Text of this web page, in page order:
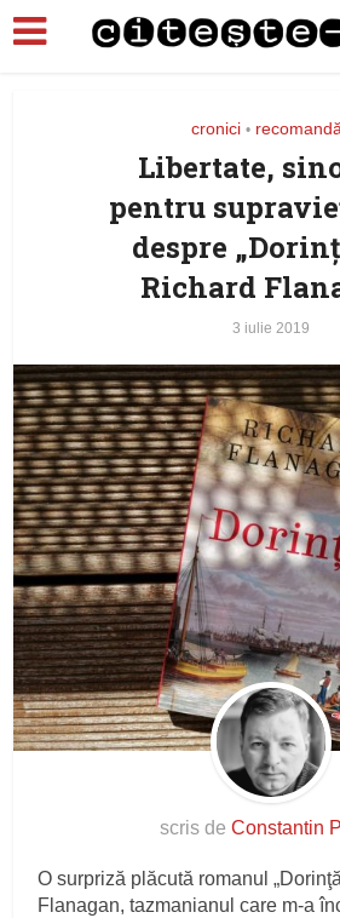
cronici •
Libertate,
pentru
despre
Richard
3 iulie 2019
scris de Constantin
O surpriză plăcută romanul
Flanagan, tazmanianul care m-a